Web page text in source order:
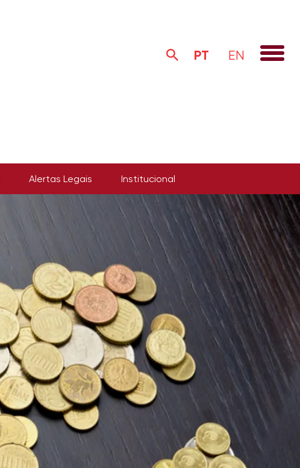
PT EN
Alertas Legais Institucional